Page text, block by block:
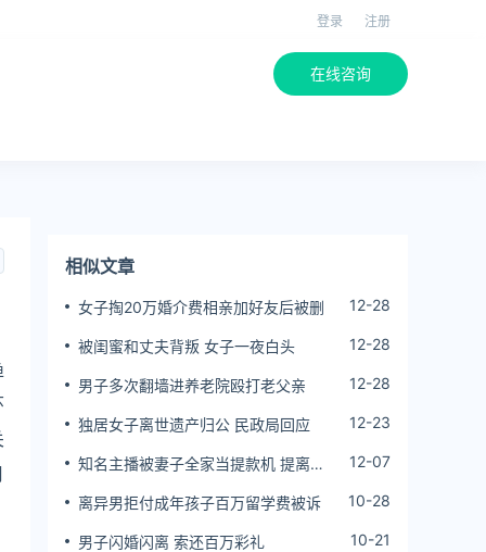
登录 注册
在线咨询
相似文章
女子掏20万婚介费相亲加好友后被删 12-28
被闺蜜和丈夫背叛 女子一夜白头 12-28
男子多次翻墙进养老院殴打老父亲 12-28
独居女子离世遗产归公 民政局回应 12-23
知名主播被妻子全家当提款机 提离婚
12-07
离异男拒付成年孩子百万留学费被诉 10-28
男子闪婚闪离 索还百万彩礼 10-21